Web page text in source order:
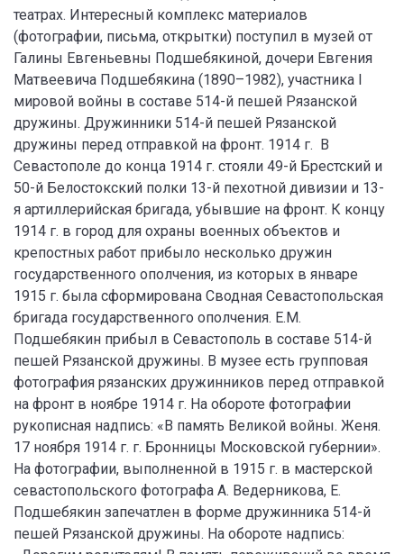
театрах. Интересный комплекс материалов
(фотографии, письма, открытки) поступил в музей от
Галины Евгеньевны Подшебякиной, дочери Евгения
Матвеевича Подшебякина (1890–1982), участника I
мировой войны в составе 514-й пешей Рязанской
дружины. Дружинники 514-й пешей Рязанской
дружины перед отправкой на фронт. 1914 г. В
Севастополе до конца 1914 г. стояли 49-й Брестский и
50-й Белостокский полки 13-й пехотной дивизии и 13-
я артиллерийская бригада, убывшие на фронт. К концу
1914 г. в город для охраны военных объектов и
крепостных работ прибыло несколько дружин
государственного ополчения, из которых в январе
1915 г. была сформирована Сводная Севастопольская
бригада государственного ополчения. Е.М.
Подшебякин прибыл в Севастополь в составе 514-й
пешей Рязанской дружины. В музее есть групповая
фотография рязанских дружинников перед отправкой
на фронт в ноябре 1914 г. На обороте фотографии
рукописная надпись: «В память Великой войны. Женя.
17 ноября 1914 г. г. Бронницы Московской губернии».
На фотографии, выполненной в 1915 г. в мастерской
севастопольского фотографа А. Ведерникова, Е.
Подшебякин запечатлен в форме дружинника 514-й
пешей Рязанской дружины. На обороте надпись: